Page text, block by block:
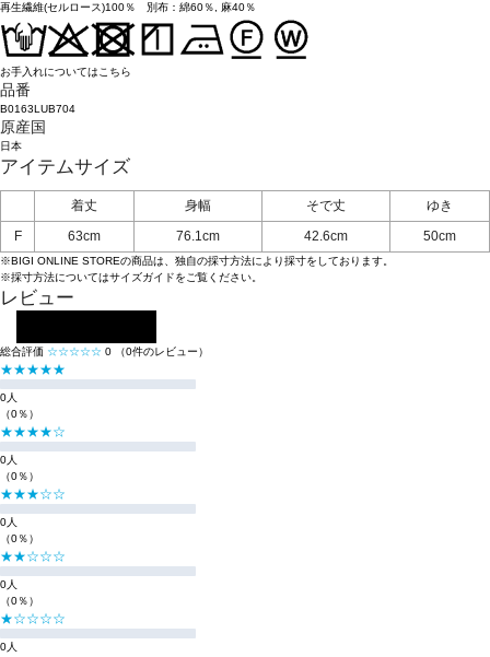
再生繊維(セルロース)100％ 別布：綿60％, 麻40％
お手入れについてはこちら
品番
B0163LUB704
原産国
日本
アイテムサイズ
着丈 身幅 そで丈
ゆき
F
63cm 76.1cm 42.6cm 50cm
※BIGI ONLINE STOREの商品は、独自の採寸方法により採寸をしております。
※採寸方法についてはサイズガイドをご覧ください。
レビュー
総合評価 ☆☆☆☆☆ 0 （0件のレビュー）
★★★★★
0人
（0％）
★★★★☆
0人
（0％）
★★★☆☆
0人
（0％）
★★☆☆☆
0人
（0％）
★☆☆☆☆
0人